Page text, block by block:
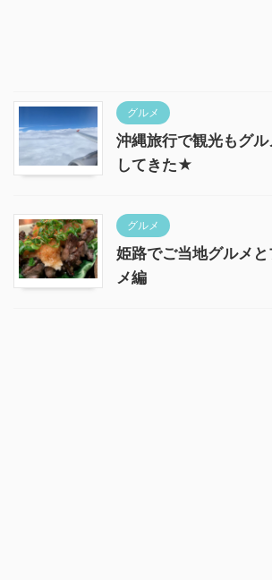
グルメ
沖縄旅行で観光もグ
してきた★
グルメ
姫路でご当地グルメ
メ編